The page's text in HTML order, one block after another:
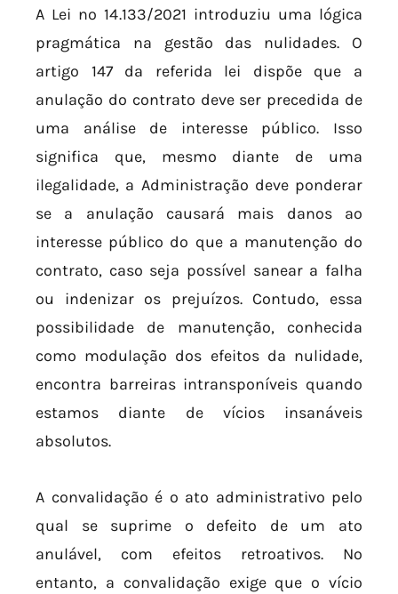
A Lei nº 14.133/2021 introduziu uma lógica
pragmática na gestão das nulidades. O
artigo 147 da referida lei dispõe que a
anulação do contrato deve ser precedida de
uma análise de interesse público. Isso
significa que, mesmo diante de uma
ilegalidade, a Administração deve ponderar
se a anulação causará mais danos ao
interesse público do que a manutenção do
contrato, caso seja possível sanear a falha
ou indenizar os prejuízos. Contudo, essa
possibilidade de manutenção, conhecida
como modulação dos efeitos da nulidade,
encontra barreiras intransponíveis quando
estamos diante de vícios insanáveis
absolutos.
A convalidação é o ato administrativo pelo
qual se suprime o defeito de um ato
anulável, com efeitos retroativos. No
entanto, a convalidação exige que o vício